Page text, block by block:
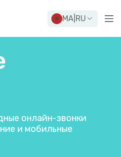
MA RU
онлайн-звонки
и мобильные